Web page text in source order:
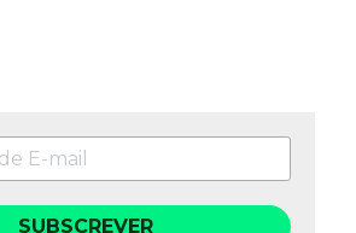
SUBSCREVER